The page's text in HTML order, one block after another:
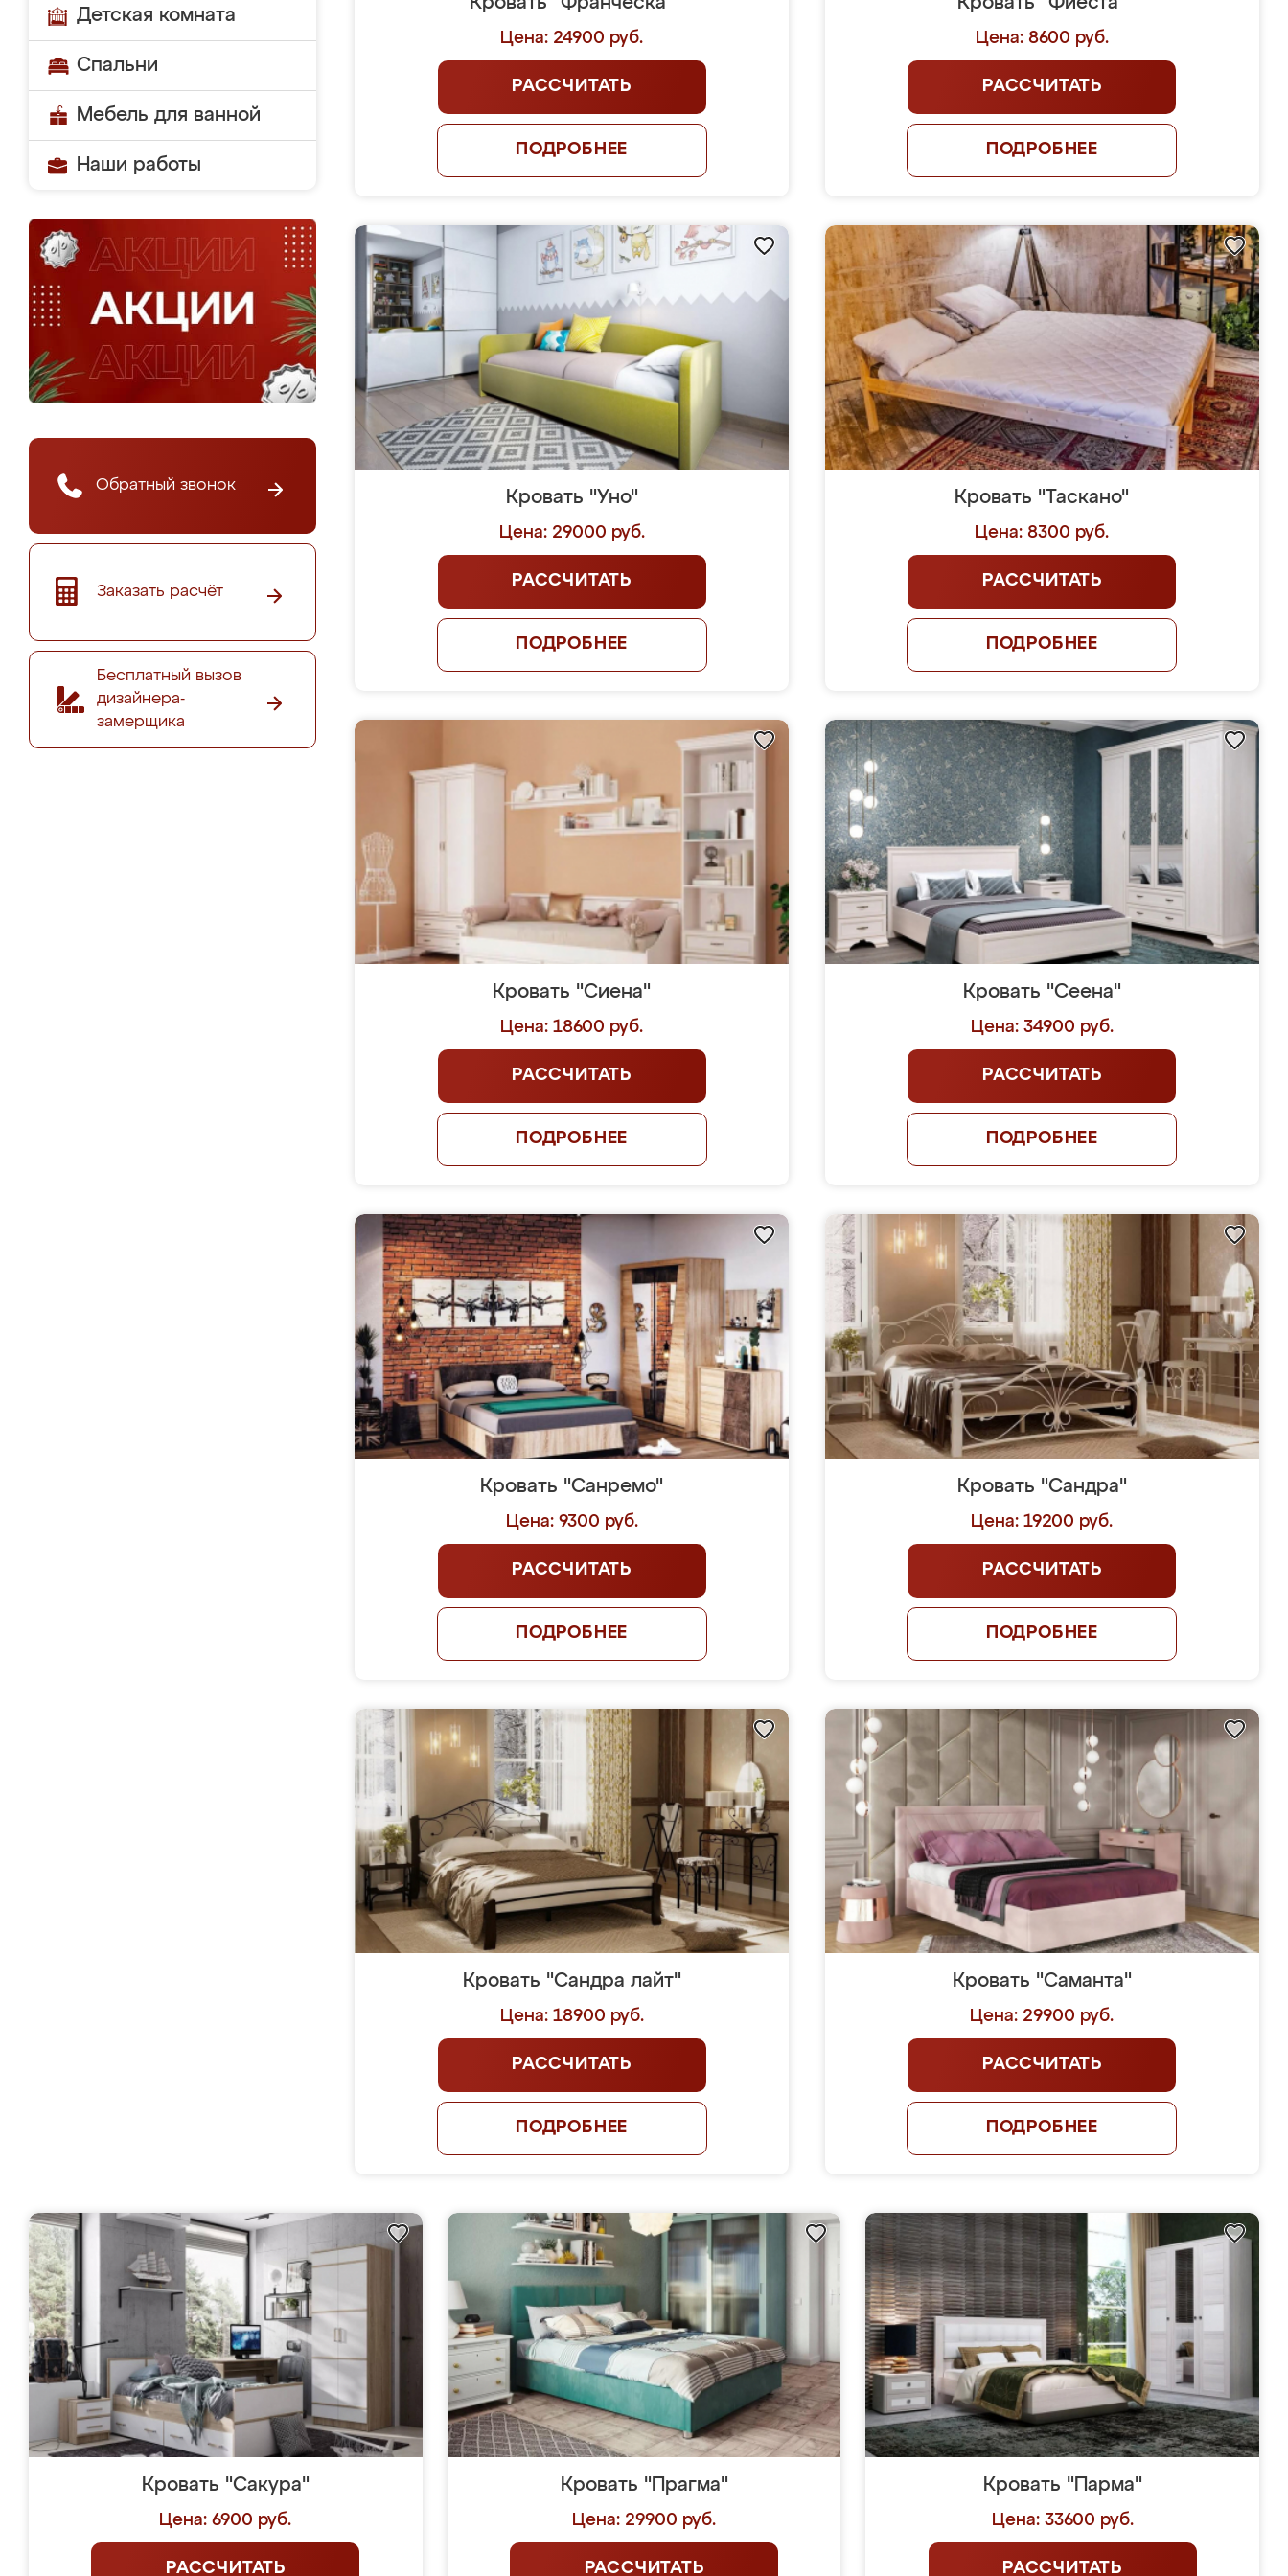
Детская комната
Спальни
Мебель для ванной
Наши работы
Обратный звонок
Заказать расчёт
Бесплатный вызов
дизайнера-
замерщика
Цена: 24900 руб.
РАССЧИТАТЬ
ПОДРОБНЕЕ
Цена: 8600 руб.
РАССЧИТАТЬ
ПОДРОБНЕЕ
Кровать "Уно"
Цена: 29000 руб.
РАССЧИТАТЬ
ПОДРОБНЕЕ
Кровать "Таскано"
Цена: 8300 руб.
РАССЧИТАТЬ
ПОДРОБНЕЕ
Кровать "Сиена"
Цена: 18600 руб.
РАССЧИТАТЬ
ПОДРОБНЕЕ
Кровать "Сеена"
Цена: 34900 руб.
РАССЧИТАТЬ
ПОДРОБНЕЕ
Кровать "Санремо"
Цена: 9300 руб.
РАССЧИТАТЬ
ПОДРОБНЕЕ
Кровать "Сандра"
Цена: 19200 руб.
РАССЧИТАТЬ
ПОДРОБНЕЕ
Кровать "Сандра лайт"
Цена: 18900 руб.
РАССЧИТАТЬ
ПОДРОБНЕЕ
Кровать "Саманта"
Цена: 29900 руб.
РАССЧИТАТЬ
ПОДРОБНЕЕ
Кровать "Сакура"
Цена: 6900 руб.
РАССЧИТАТЬ
Кровать "Прагма"
Цена: 29900 руб.
РАССЧИТАТЬ
Кровать "Парма"
Цена: 33600 руб.
РАССЧИТАТЬ